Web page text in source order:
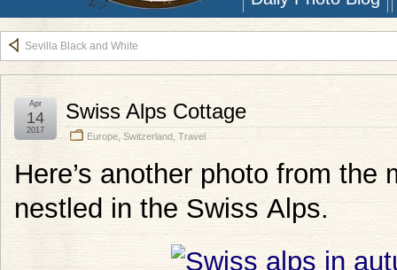
Sevilla Black and White
Swiss Alps Cottage
Europe Switzerland Travel
Apr
14
2017
Here’s another photo from the
nestled in the Swiss Alps.